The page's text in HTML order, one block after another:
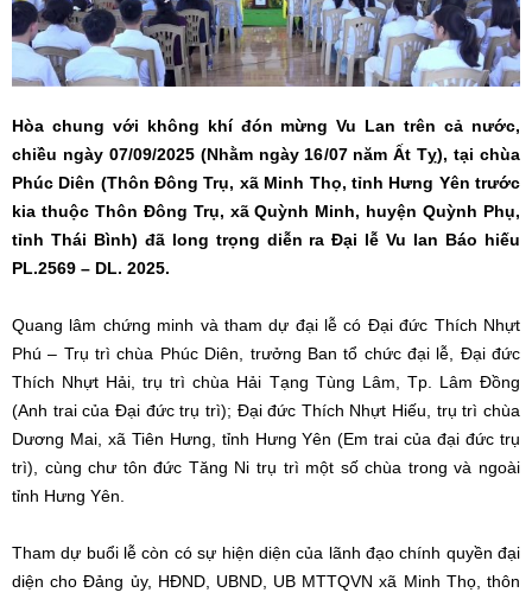
Hòa chung với không khí đón mừng Vu Lan trên cả nước,
chiều ngày 07/09/2025 (Nhằm ngày 16/07 năm Ất Tỵ), tại chùa
Phúc Diên (Thôn Đông Trụ, xã Minh Thọ, tỉnh Hưng Yên trước
kia thuộc Thôn Đông Trụ, xã Quỳnh Minh, huyện Quỳnh Phụ,
tỉnh Thái Bình) đã long trọng diễn ra Đại lễ Vu lan Báo hiếu
PL.2569 – DL. 2025.
Quang lâm chứng minh và tham dự đại lễ có Đại đức Thích Nhựt
Phú – Trụ trì chùa Phúc Diên, trưởng Ban tổ chức đại lễ, Đại đức
Thích Nhựt Hải, trụ trì chùa Hải Tạng Tùng Lâm, Tp. Lâm Đồng
(Anh trai của Đại đức trụ trì); Đại đức Thích Nhựt Hiếu, trụ trì chùa
Dương Mai, xã Tiên Hưng, tỉnh Hưng Yên (Em trai của đại đức trụ
trì), cùng chư tôn đức Tăng Ni trụ trì một số chùa trong và ngoài
tỉnh Hưng Yên.
Tham dự buổi lễ còn có sự hiện diện của lãnh đạo chính quyền đại
diện cho Đảng ủy, HĐND, UBND, UB MTTQVN xã Minh Thọ, thôn